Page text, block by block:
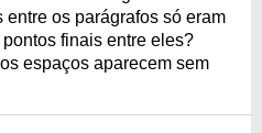
os parágrafos só eram
finais entre eles?
espaços aparecem sem